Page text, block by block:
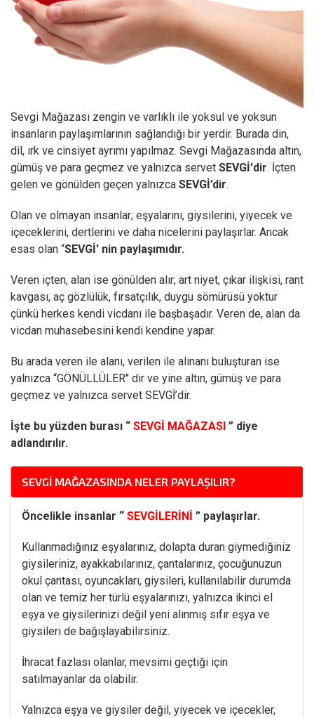
Sevgi Mağazası zengin ve varlıklı ile yoksul ve yoksun
insanların paylaşımlarının sağlandığı bir yerdir. Burada din,
dil, ırk ve cinsiyet ayrımı yapılmaz. Sevgi Mağazasında altın,
gümüş ve para geçmez ve yalnızca servet SEVGİ'dir. İçten
gelen ve gönülden geçen yalnızca SEVGİ’dir.
Olan ve olmayan insanlar; eşyalarını, giysilerini, yiyecek ve
içeceklerini, dertlerini ve daha nicelerini paylaşırlar. Ancak
esas olan “SEVGİ' nin paylaşımıdır.
Veren içten, alan ise gönülden alır; art niyet, çıkar ilişkisi, rant
kavgası, aç gözlülük, fırsatçılık, duygu sömürüsü yoktur
çünkü herkes kendi vicdanı ile başbaşadır. Veren de, alan da
vicdan muhasebesini kendi kendine yapar.
Bu arada veren ile alanı, verilen ile alınanı buluşturan ise
yalnızca “GÖNÜLLÜLER" dir ve yine altın, gümüş ve para
geçmez ve yalnızca servet SEVGİ’dir.
İşte bu yüzden burası “ SEVGİ MAĞAZASI ” diye
adlandırılır.
SEVGI MAĞAZASINDA NELER PAYLAŞILIR?
Öncelikle insanlar “ SEVGİLERİNİ ” paylaşırlar.
Kullanmadığınız eşyalarınız, dolapta duran giymediğiniz
giysileriniz, ayakkabılarınız, çantalarınız, çocuğunuzun
okul çantası, oyuncakları, giysileri, kullanılabilir durumda
olan ve temiz her türlü eşyalarınızı, yalnızca ikinci el
eşya ve giysilerinizi değil yeni alınmış sıfır eşya ve
giysileri de bağışlayabilirsiniz.
İhracat fazlası olanlar, mevsimi geçtiği için
satılmayanlar da olabilir.
Yalnızca eşya ve giysiler değil, yiyecek ve içecekler,